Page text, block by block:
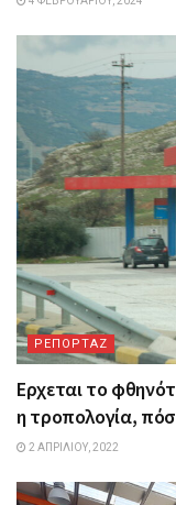
ΡΕΠΟΡΤΑΖ
Ερχεται το
η τροπολογία,
2 ΑΠΡΙΛΊΟΥ, 2022